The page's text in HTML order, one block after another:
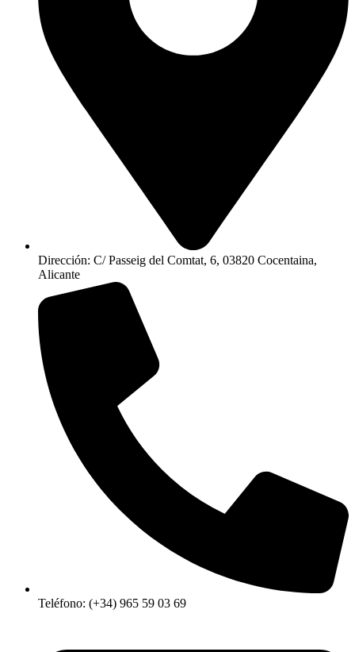
Dirección: C/ Passeig del Comtat, 6, 03820 Cocentaina,
Alicante
Teléfono: (+34) 965 59 03 69